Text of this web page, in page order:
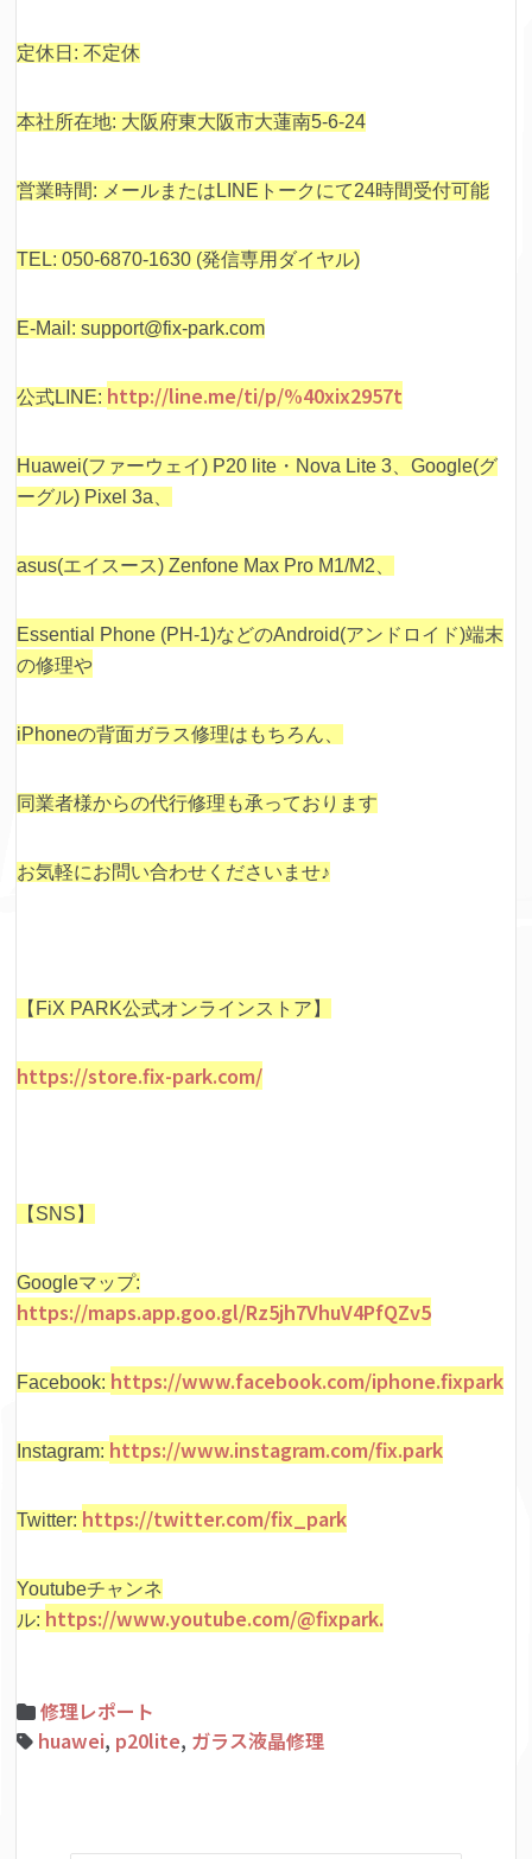
定休日: 不定休
本社所在地: 大阪府東大阪市大蓮南5-6-24
営業時間: メールまたはLINEトークにて24時間受付可能
TEL: 050-6870-1630 (発信専用ダイヤル)
E-Mail: support@fix-park.com
公式LINE: http://line.me/ti/p/%40xix2957t
Huawei(ファーウェイ) P20 lite・Nova Lite 3、Google(グ
ーグル) Pixel 3a、
asus(エイスース) Zenfone Max Pro M1/M2、
Essential Phone (PH-1)などのAndroid(アンドロイド)端末
の修理や
iPhoneの背面ガラス修理はもちろん、
同業者様からの代行修理も承っております
お気軽にお問い合わせくださいませ♪
【FiX PARK公式オンラインストア】
https://store.fix-park.com/
【SNS】
Googleマップ:
https://maps.app.goo.gl/Rz5jh7VhuV4PfQZv5
Facebook: https://www.facebook.com/iphone.fixpark
Instagram: https://www.instagram.com/fix.park
Twitter: https://twitter.com/fix_park
Youtubeチャンネ
ル: https://www.youtube.com/@fixpark.
修理レポート
huawei, p20lite, ガラス液晶修理